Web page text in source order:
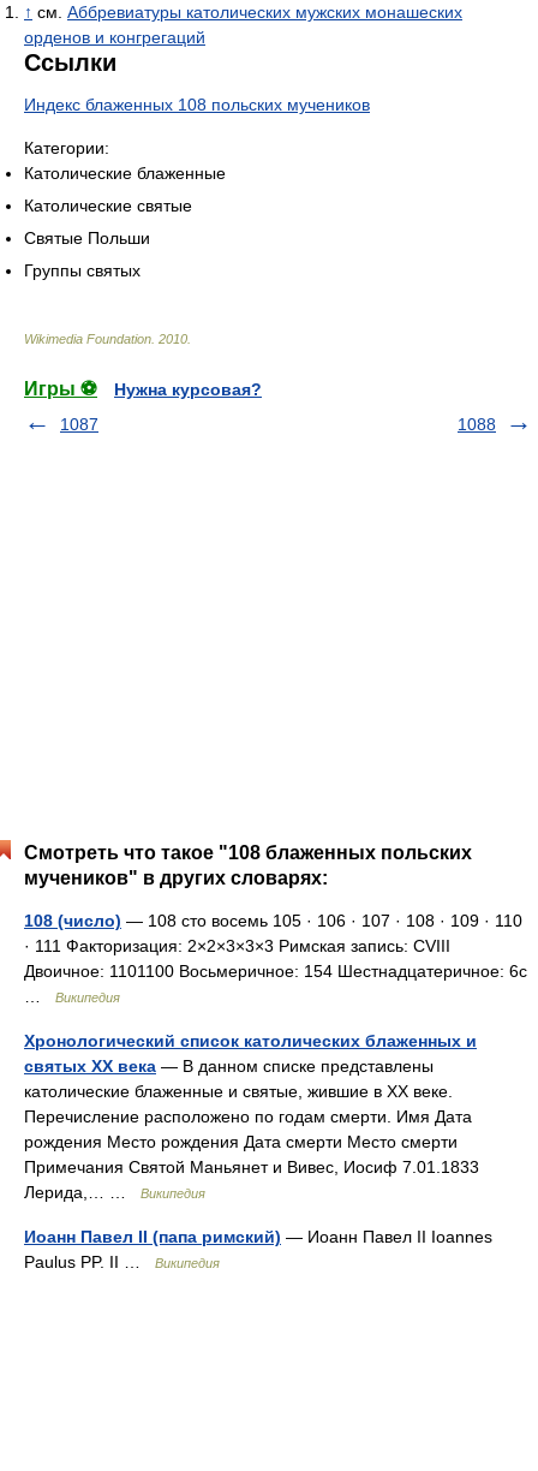
↑ см. Аббревиатуры католических мужских монашеских
орденов и конгрегаций
Ссылки
Индекс блаженных 108 польских мучеников
Категории:
Католические блаженные
Католические святые
Святые Польши
Группы святых
Wikimedia Foundation 2010
Игры ⚽
Нужна курсовая?
1087
1088
Смотреть что такое "108 блаженных польских
мучеников" в других словарях:
108 (число) — 108 сто восемь 105 · 106 · 107 · 108 · 109 · 110
· 111 Факторизация: 2×2×3×3×3 Римская запись: CVIII
Двоичное: 1101100 Восьмеричное: 154 Шестнадцатеричное: 6c
Википедия
Хронологический список католических блаженных и
святых XX века — В данном списке представлены
католические блаженные и святые, жившие в XX веке.
Перечисление расположено по годам смерти. Имя Дата
рождения Место рождения Дата смерти Место смерти
Примечания Святой Маньянет и Вивес, Иосиф 7.01.1833
Лерида,… …
Википедия
Иоанн Павел II (папа римский) — Иоанн Павел II Ioannes
Paulus PP. II …
Википедия